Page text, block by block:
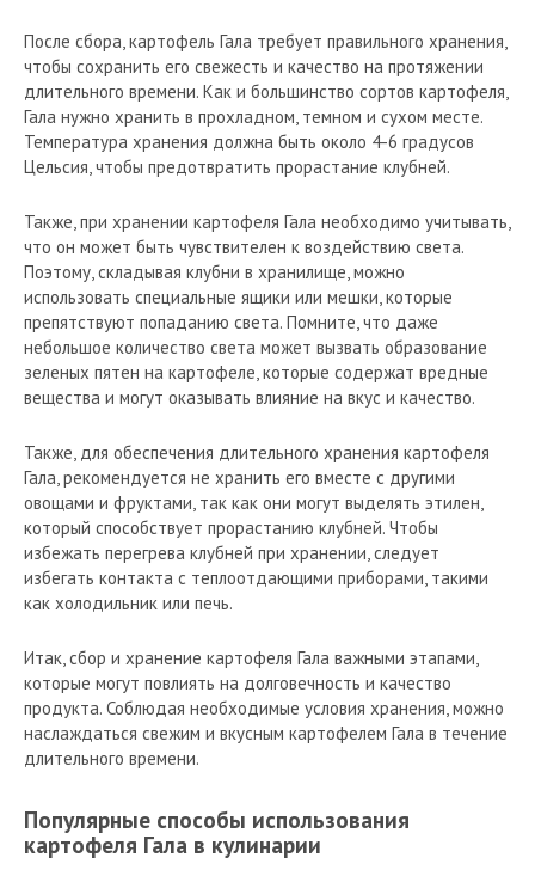
После сбора, картофель Гала требует правильного хранения,
чтобы сохранить его свежесть и качество на протяжении
длительного времени. Как и большинство сортов картофеля,
Гала нужно хранить в прохладном, темном и сухом месте.
Температура хранения должна быть около 4-6 градусов
Цельсия, чтобы предотвратить прорастание клубней.
Также, при хранении картофеля Гала необходимо учитывать,
что он может быть чувствителен к воздействию света.
Поэтому, складывая клубни в хранилище, можно
использовать специальные ящики или мешки, которые
препятствуют попаданию света. Помните, что даже
небольшое количество света может вызвать образование
зеленых пятен на картофеле, которые содержат вредные
вещества и могут оказывать влияние на вкус и качество.
Также, для обеспечения длительного хранения картофеля
Гала, рекомендуется не хранить его вместе с другими
овощами и фруктами, так как они могут выделять этилен,
который способствует прорастанию клубней. Чтобы
избежать перегрева клубней при хранении, следует
избегать контакта с теплоотдающими приборами, такими
как холодильник или печь.
Итак, сбор и хранение картофеля Гала важными этапами,
которые могут повлиять на долговечность и качество
продукта. Соблюдая необходимые условия хранения, можно
наслаждаться свежим и вкусным картофелем Гала в течение
длительного времени.
Популярные способы использования
картофеля Гала в кулинарии